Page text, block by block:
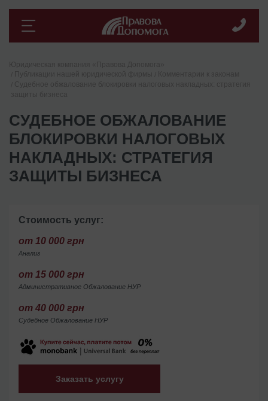
СУДЕБНОЕ ОБЖАЛОВАНИЕ
БЛОКИРОВКИ НАЛОГОВЫХ
НАКЛАДНЫХ: СТРАТЕГИЯ
ЗАЩИТЫ БИЗНЕСА
Стоимость услуг:
от 10 000 грн
Анализ
от 15 000 грн
Административное Обжалование НУР
от 40 000 грн
Судебное Обжалование НУР
Заказать услугу